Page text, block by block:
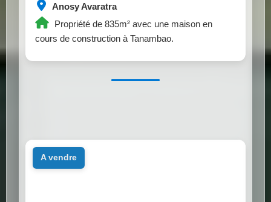
Anosy Avaratra
Propriété de 835m² avec une maison en
cours de construction à Tanambao.
a vendre